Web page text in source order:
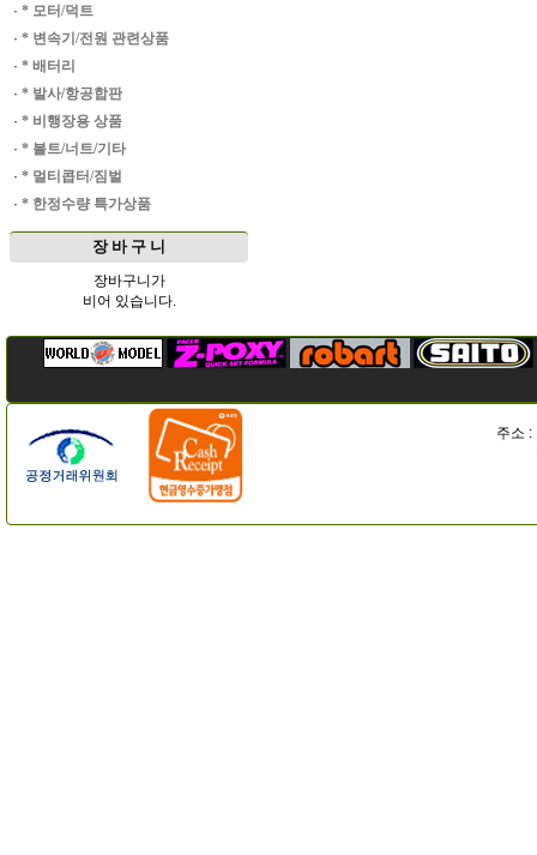
· * 모터/덕트
· * 변속기/전원 관련상품
· * 배터리
· * 발사/항공합판
· * 비행장용 상품
· * 볼트/너트/기타
· * 멀티콥터/짐벌
· * 한정수량 특가상품
장 바 구 니
장바구니가
비어 있습니다.
주소